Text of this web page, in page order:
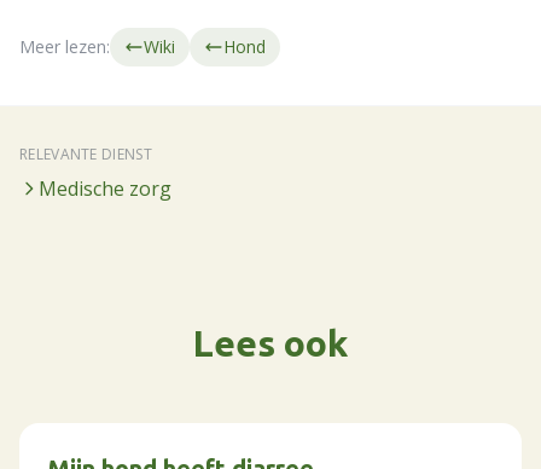
Meer lezen: Wiki Hond
RELEVANTE DIENST
Medische zorg
Lees ook